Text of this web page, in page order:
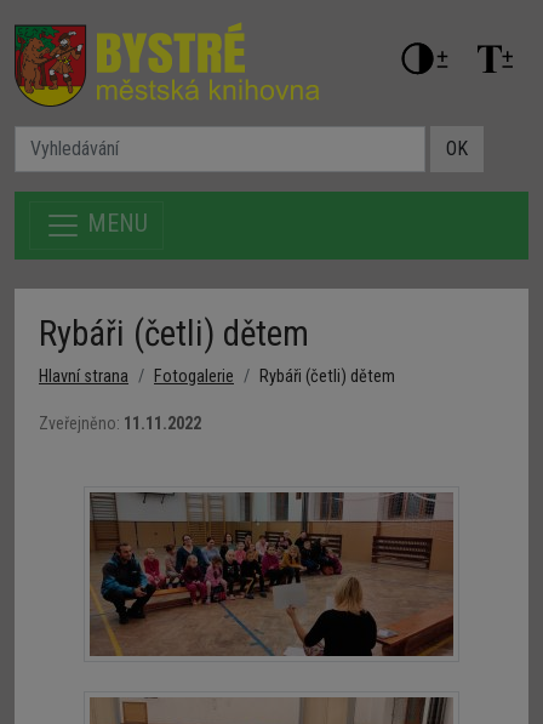
OK
MENU
Rybáři (četli) dětem
Hlavní strana Fotogalerie Rybáři (četli) dětem
Zveřejněno: 11.11.2022